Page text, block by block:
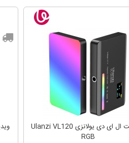
نور ثابت ال ای دی یولانزی Ulanzi VL120
RGB